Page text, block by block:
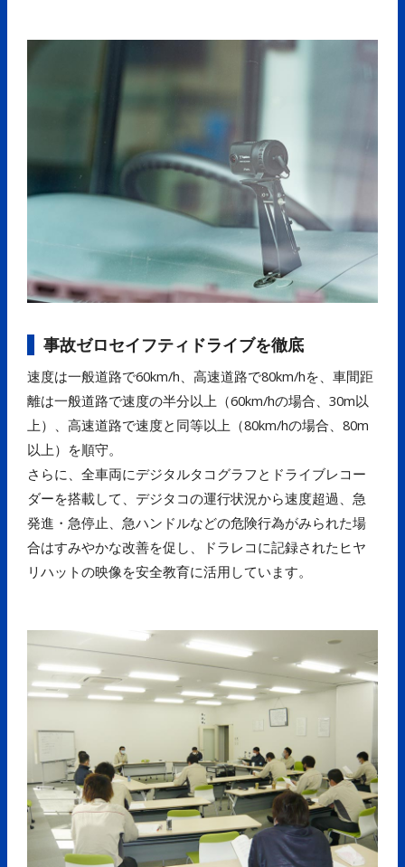
事故ゼロセイフティドライブを徹底
速度は一般道路で60km/h、高速道路で80km/hを、車間距
離は一般道路で速度の半分以上（60km/hの場合、30m以
上）、高速道路で速度と同等以上（80km/hの場合、80m
以上）を順守。
さらに、全車両にデジタルタコグラフとドライブレコー
ダーを搭載して、デジタコの運行状況から速度超過、急
発進・急停止、急ハンドルなどの危険行為がみられた場
合はすみやかな改善を促し、ドラレコに記録されたヒヤ
リハットの映像を安全教育に活用しています。